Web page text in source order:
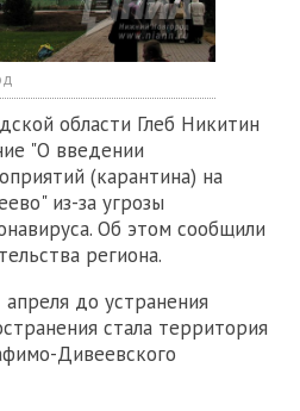
области Глеб Никитин
"О введении
(карантина) на
из-за угрозы
Об этом сообщили
региона.
до устранения
стала территория
Дивеевского